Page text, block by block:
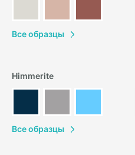
Все образцы
Himmerite
Все образцы